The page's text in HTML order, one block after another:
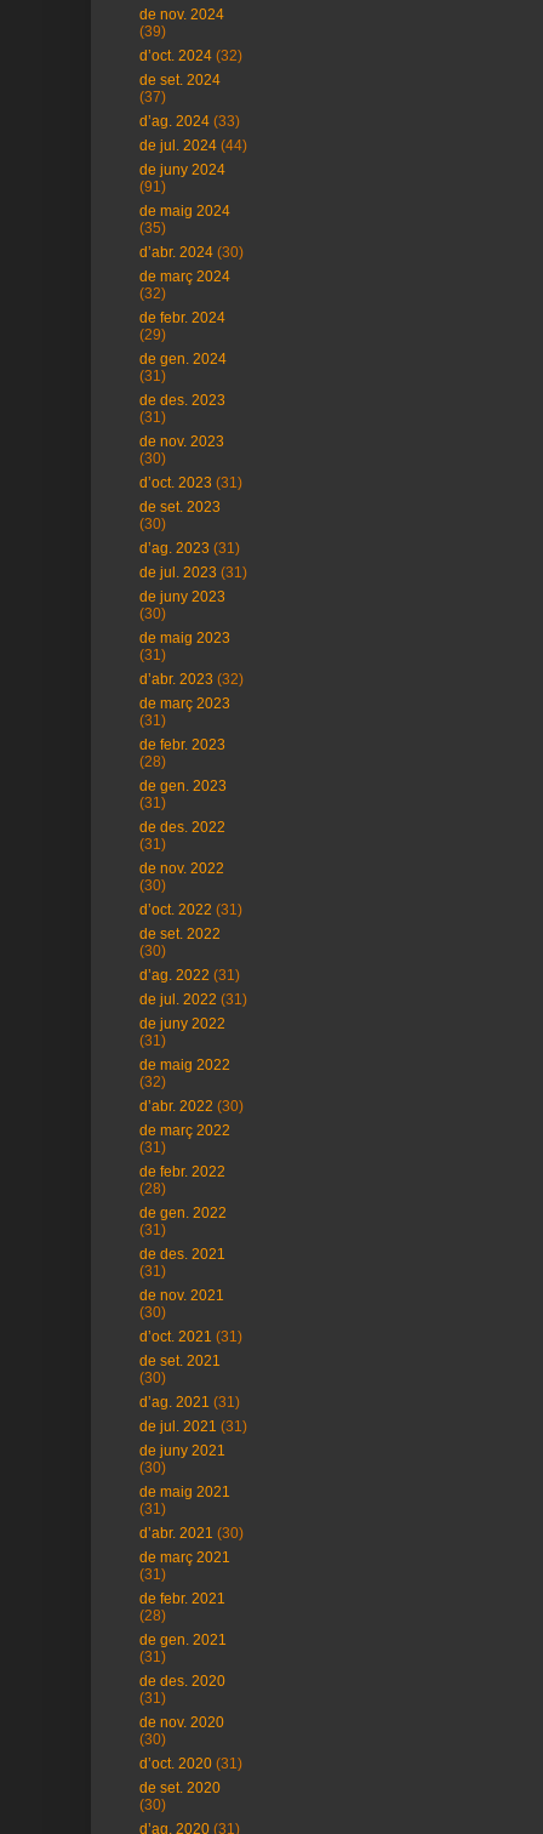
de nov. 2024
(39)
d’oct. 2024 (32)
de set. 2024
(37)
d’ag. 2024 (33)
de jul. 2024 (44)
de juny 2024
(91)
de maig 2024
(35)
d’abr. 2024 (30)
de març 2024
(32)
de febr. 2024
(29)
de gen. 2024
(31)
de des. 2023
(31)
de nov. 2023
(30)
d’oct. 2023 (31)
de set. 2023
(30)
d’ag. 2023 (31)
de jul. 2023 (31)
de juny 2023
(30)
de maig 2023
(31)
d’abr. 2023 (32)
de març 2023
(31)
de febr. 2023
(28)
de gen. 2023
(31)
de des. 2022
(31)
de nov. 2022
(30)
d’oct. 2022 (31)
de set. 2022
(30)
d’ag. 2022 (31)
de jul. 2022 (31)
de juny 2022
(31)
de maig 2022
(32)
d’abr. 2022 (30)
de març 2022
(31)
de febr. 2022
(28)
de gen. 2022
(31)
de des. 2021
(31)
de nov. 2021
(30)
d’oct. 2021 (31)
de set. 2021
(30)
d’ag. 2021 (31)
de jul. 2021 (31)
de juny 2021
(30)
de maig 2021
(31)
d’abr. 2021 (30)
de març 2021
(31)
de febr. 2021
(28)
de gen. 2021
(31)
de des. 2020
(31)
de nov. 2020
(30)
d’oct. 2020 (31)
de set. 2020
(30)
d’ag. 2020 (31)